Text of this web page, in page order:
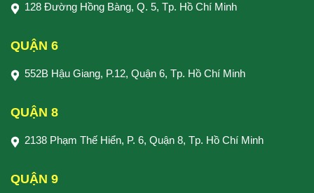
128 Đường Hồng Bàng, Q. 5, Tp. Hồ Chí Minh
QUẬN 6
552B Hậu Giang, P.12, Quận 6, Tp. Hồ Chí Minh
QUẬN 8
2138 Phạm Thế Hiển, P. 6, Quận 8, Tp. Hồ Chí Minh
QUẬN 9